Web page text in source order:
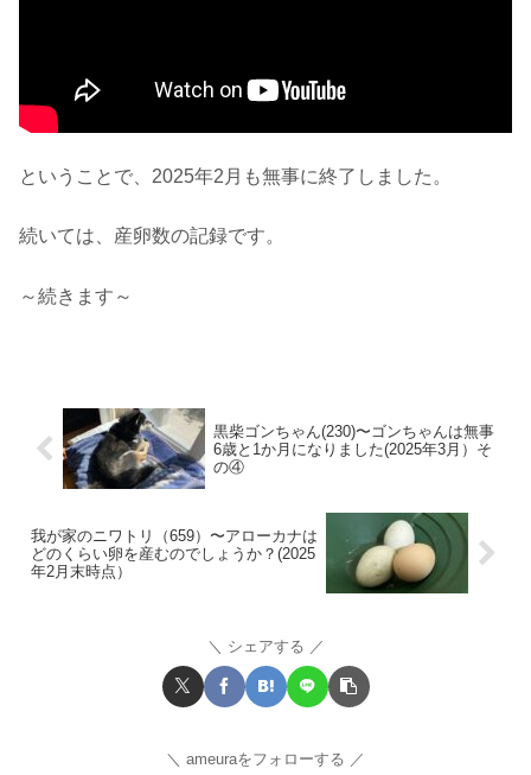
ということで、2025年2月も無事に終了しました。
続いては、産卵数の記録です。
～続きます～
黒柴ゴンちゃん(230)〜ゴンちゃんは無事
6歳と1か月になりました(2025年3月）そ
の④
我が家のニワトリ（659）〜アローカナは
どのくらい卵を産むのでしょうか？(2025
年2月末時点）
シェアする
ameuraをフォローする